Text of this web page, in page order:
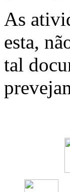
As
esta,
tal